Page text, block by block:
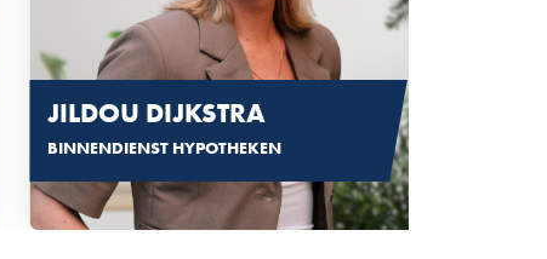
JILDOU DIJKSTRA
BINNENDIENST HYPOTHEKEN